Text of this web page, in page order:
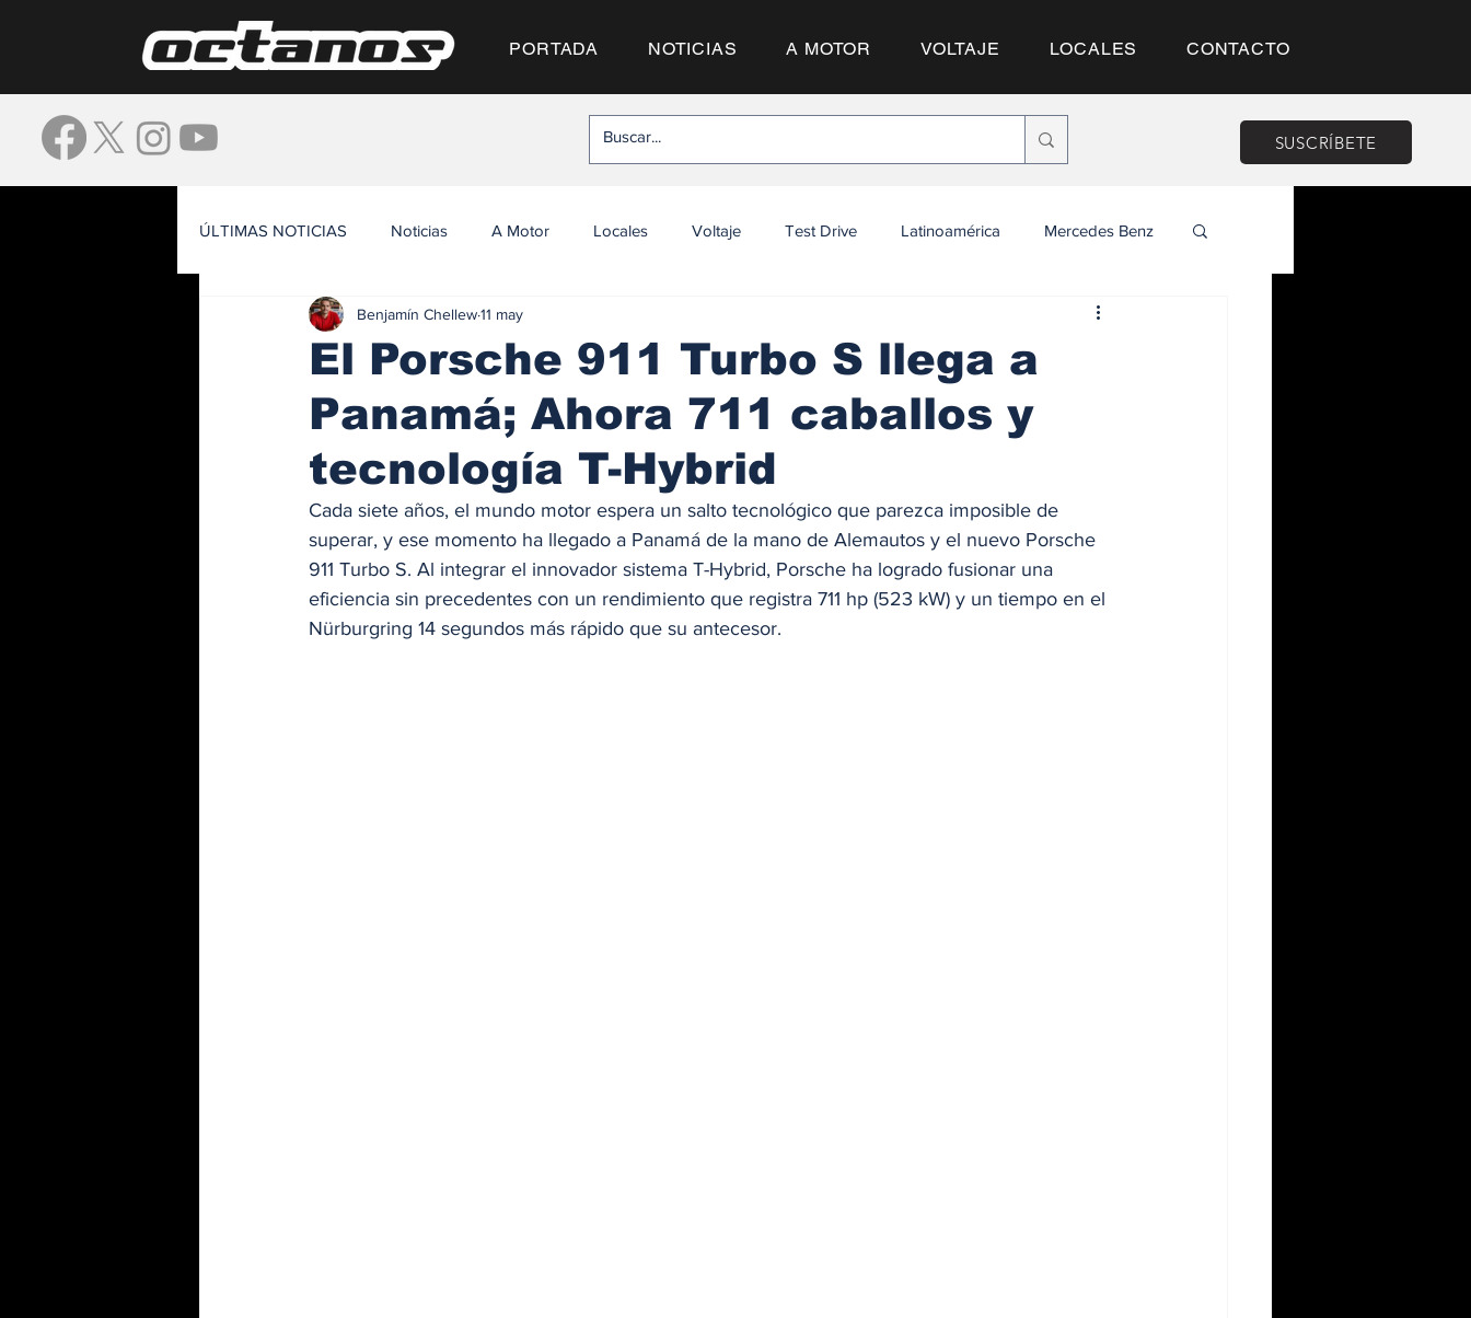
PORTADA NOTICIAS A MOTOR VOLTAJE LOCALES CONTACTO
SUSCRÍBETE
ÚLTIMAS NOTICIAS Noticias A Motor Locales Voltaje Test Drive Latinoamérica Mercedes Benz
El Porsche 911 Turbo S llega a
Panamá; Ahora 711 caballos y
tecnología T-Hybrid
Benjamín Chellew11 may
Cada siete años, el mundo motor espera un salto tecnológico que parezca imposible de
superar, y ese momento ha llegado a Panamá de la mano de Alemautos y el nuevo Porsche
911 Turbo S. Al integrar el innovador sistema T-Hybrid, Porsche ha logrado fusionar una
eficiencia sin precedentes con un rendimiento que registra 711 hp (523 kW) y un tiempo en el
Nürburgring 14 segundos más rápido que su antecesor.